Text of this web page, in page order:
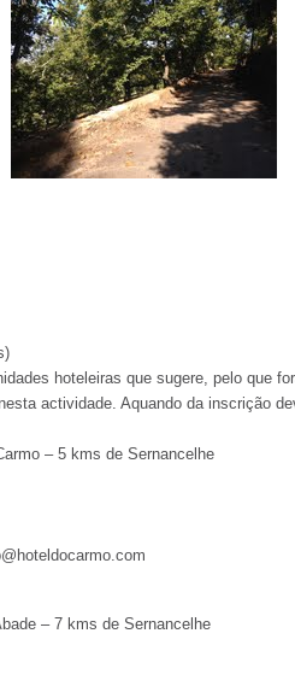
hoteleiras que sugere, pelo que
actividade. Aquando da inscrição
– 5 kms de Sernancelhe
– 7 kms de Sernancelhe